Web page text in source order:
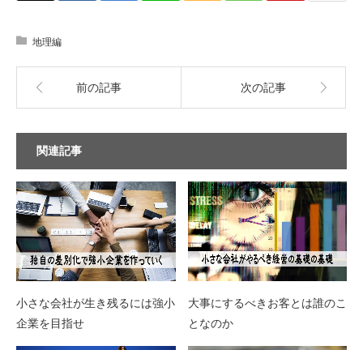
地理編
前の記事 次の記事
関連記事
小さな会社が生き残るには強小
企業を目指せ
大事にするべきお客とは誰のこ
となのか